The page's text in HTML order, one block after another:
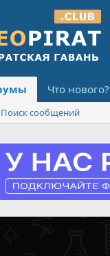
Что нового?
Поиск сообщений